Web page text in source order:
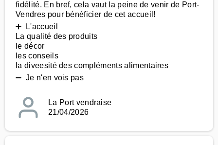
fidélité. En bref, cela vaut la peine de venir de Port-
Vendres pour bénéficier de cet accueil!
➕ L'accueil
La qualité des produits
le décor
les conseils
la diveesité des compléments alimentaires
➖ Je n'en vois pas
La Port vendraise
21/04/2026